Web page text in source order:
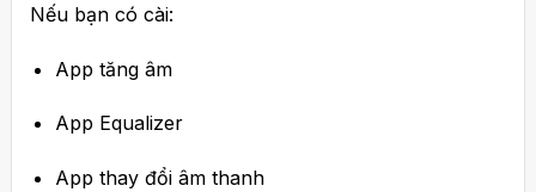
Nếu bạn có cài:
App tăng âm
App Equalizer
App thay đổi âm thanh